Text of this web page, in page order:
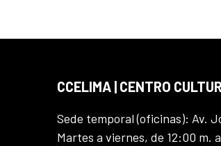
CCELIMA | CENTRO
Sede temporal (oficinas): Av.
Martes a viernes, de 12:00 m.